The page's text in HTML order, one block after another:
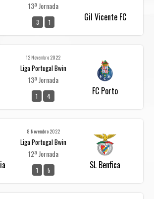
13ª Jornada
3 1 Gil Vicente FC
12 Novembro 2022
Liga Portugal Bwin
13ª Jornada
1 4 FC Porto
8 Novembro 2022
Liga Portugal Bwin
12ª Jornada
1 5 SL Benfica